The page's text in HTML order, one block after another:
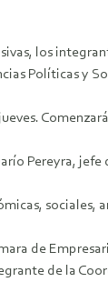
los
Políticas y
Pereyra,
de
de la